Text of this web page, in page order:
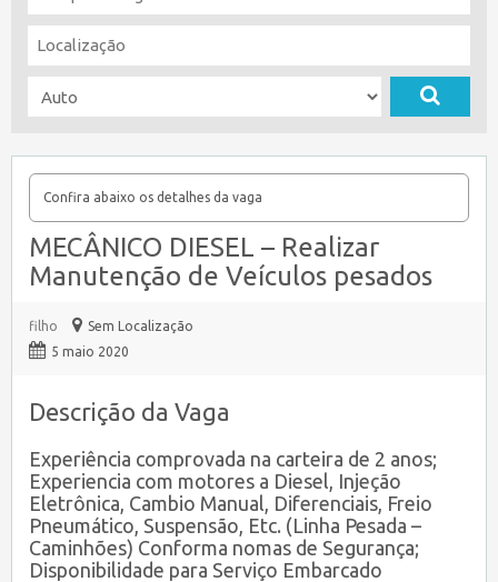
Confira abaixo os detalhes da vaga
MECÂNICO DIESEL – Realizar
Manutenção de Veículos pesados
filho
Sem Localização
5 maio 2020
Descrição da Vaga
Experiência comprovada na carteira de 2 anos;
Experiencia com motores a Diesel, Injeção
Eletrônica, Cambio Manual, Diferenciais, Freio
Pneumático, Suspensão, Etc. (Linha Pesada –
Caminhões) Conforma nomas de Segurança;
Disponibilidade para Serviço Embarcado